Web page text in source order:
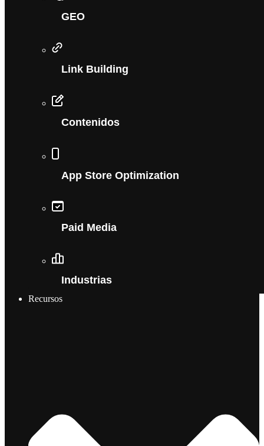
GEO
Link Building
Contenidos
App Store Optimization
Paid Media
Industrias
Recursos